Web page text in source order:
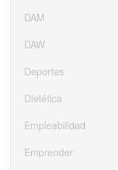
DAM
DAW
Deportes
Dietética
Empleabilidad
Emprender